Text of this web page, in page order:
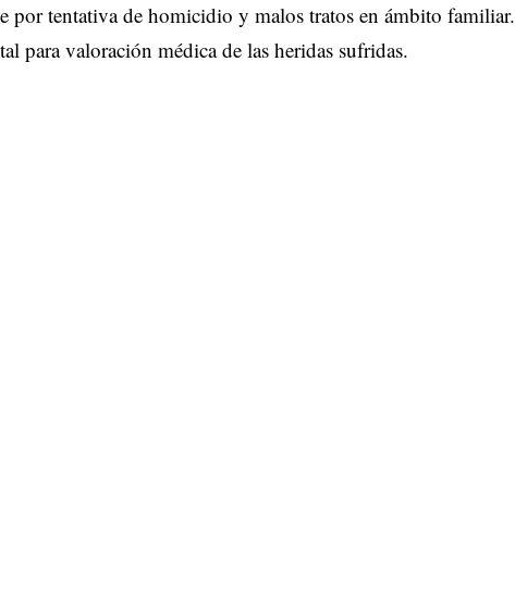
por tentativa de homicidio y malos tratos en ámbito familiar.
para valoración médica de las heridas sufridas.